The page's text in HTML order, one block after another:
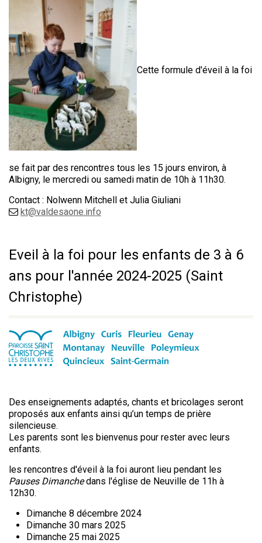
Cette formule d'éveil à la foi
se fait par des rencontres tous les 15 jours environ, à
Albigny, le mercredi ou samedi matin de 10h à 11h30.
Contact : Nolwenn Mitchell et Julia Giuliani
kt@valdesaone.info
Eveil à la foi pour les enfants de 3 à 6
ans pour l'année 2024-2025 (Saint
Christophe)
Des enseignements adaptés, chants et bricolages seront
proposés aux enfants ainsi qu’un temps de prière
silencieuse.
Les parents sont les bienvenus pour rester avec leurs
enfants.
les rencontres d'éveil à la foi auront lieu pendant les
Pauses Dimanchedans l'église de Neuville de 11h à
12h30.
Dimanche 8 décembre 2024
Dimanche 30 mars 2025
Dimanche 25 mai 2025